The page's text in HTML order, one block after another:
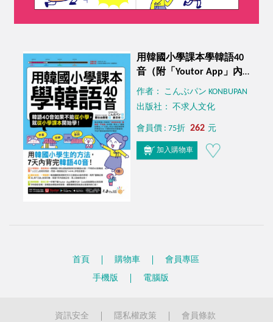
用韓國小學課本學韓語40
音（附「Youtor App」內
含VRP虛擬點讀筆）
作者： こんぶパン KONBUPAN
出版社： 不求人文化
會員價 : 75折 262 元
加入購物車
首頁 購物車
會員專區
手機版
電腦版
資訊安全 隱私權政策 會員條款